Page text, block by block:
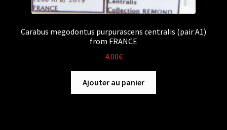
Carabus megodontus purpurascens centralis (pair A1)
from FRANCE
4.00€
Ajouter au panier